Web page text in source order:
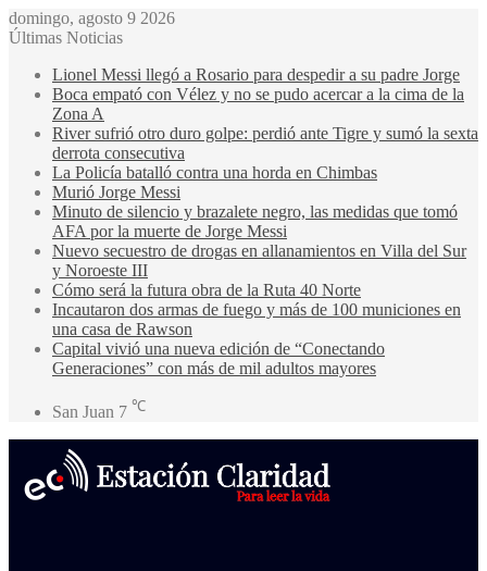
domingo, agosto 9 2026
Últimas Noticias
Lionel Messi llegó a Rosario para despedir a su padre Jorge
Boca empató con Vélez y no se pudo acercar a la cima de la
Zona A
River sufrió otro duro golpe: perdió ante Tigre y sumó la sexta
derrota consecutiva
La Policía batalló contra una horda en Chimbas
Murió Jorge Messi
Minuto de silencio y brazalete negro, las medidas que tomó
AFA por la muerte de Jorge Messi
Nuevo secuestro de drogas en allanamientos en Villa del Sur
y Noroeste III
Cómo será la futura obra de la Ruta 40 Norte
Incautaron dos armas de fuego y más de 100 municiones en
una casa de Rawson
Capital vivió una nueva edición de “Conectando
Generaciones” con más de mil adultos mayores
San Juan 7 ℃